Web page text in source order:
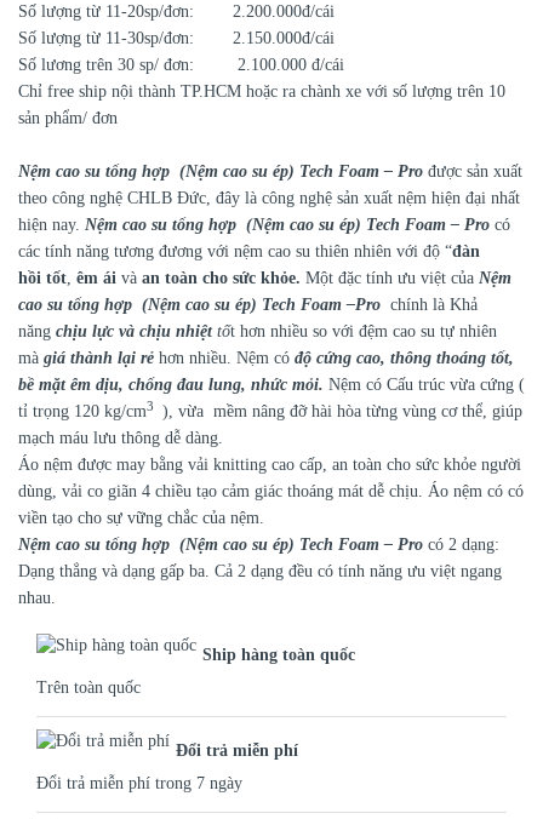
Số lượng từ 11-20sp/đơn: 2.200.000đ/cái
Số lượng từ 11-30sp/đơn: 2.150.000đ/cái
Số lương trên 30 sp/ đơn: 2.100.000 đ/cái
Chỉ free ship nội thành TP.HCM hoặc ra chành xe với số lượng trên 10
sản phẩm/ đơn
Nệm cao su tổng hợp (Nệm cao su ép) Tech Foam – Pro được sản xuất
theo công nghệ CHLB Đức, đây là công nghệ sản xuất nệm hiện đại nhất
hiện nay. Nệm cao su tổng hợp (Nệm cao su ép) Tech Foam – Pro có
các tính năng tương đương với nệm cao su thiên nhiên với độ “đàn
hồi tốt êm ái và an toàn cho sức khỏe. Một đặc tính ưu việt của Nệm
cao su tổng hợp (Nệm cao su ép) Tech Foam –Pro chính là Khả
năng chịu lực và chịu nhiệttốt hơn nhiều so với đệm cao su tự nhiên
mà giá thành lại rẻ hơn nhiều. Nệm có độ cứng cao, thông thoáng tốt,
bề mặt êm dịu, chống đau lung, nhức mỏi. Nệm có Cấu trúc vừa cứng (
tỉ trọng 120 kg/cm3
), vừa mềm nâng đỡ hài hòa từng vùng cơ thể, giúp
mạch máu lưu thông dễ dàng.
Áo nệm được may bằng vải knitting cao cấp, an toàn cho sức khỏe người
dùng, vải co giãn 4 chiều tạo cảm giác thoáng mát dễ chịu. Áo nệm có có
viền tạo cho sự vững chắc của nệm.
Nệm cao su tổng hợp (Nệm cao su ép) Tech Foam – Pro có 2 dạng:
Dạng thẳng và dạng gấp ba. Cả 2 dạng đều có tính năng ưu việt ngang
nhau.
Ship hàng toàn quốc
Trên toàn quốc
Đổi trả miễn phí
Đổi trả miễn phí trong 7 ngày